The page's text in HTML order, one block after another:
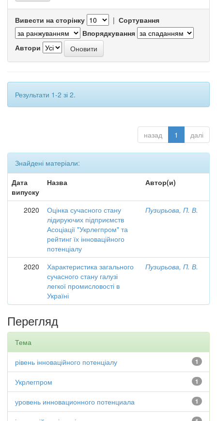
Вивести на сторінку | Сортування
Впорядкування
Автори
Результати 1-2 зі 2.
назад 1 далі
Знайдені матеріали:
Дата
випуску
Назва Автор(и)
2020
Оцінка сучасного стану
лідируючих підприємств
Асоціації "Укрлегпром" та
рейтинг їх інноваційного
потенціалу
Пузирьова, П. В.
2020
Характеристика загального
сучасного стану галузі
легкої промисловості в
Україні
Пузирьова, П. В.
Перегляд
Тема
1
рівень інноваційного потенціалу
1
Укрлегпром
1
уровень инновационного потенциала